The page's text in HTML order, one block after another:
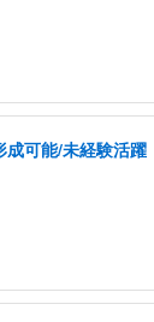
可能/未経験活躍